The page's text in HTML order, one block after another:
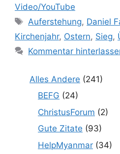
Video/YouTube
Schlagwörter
Auferstehung, Daniel
Kirchenjahr, Ostern, Sieg,
Kommentar
Alles Andere (241)
BEFG (24)
ChristusForum (2)
Gute Zitate (93)
HelpMyanmar (34)